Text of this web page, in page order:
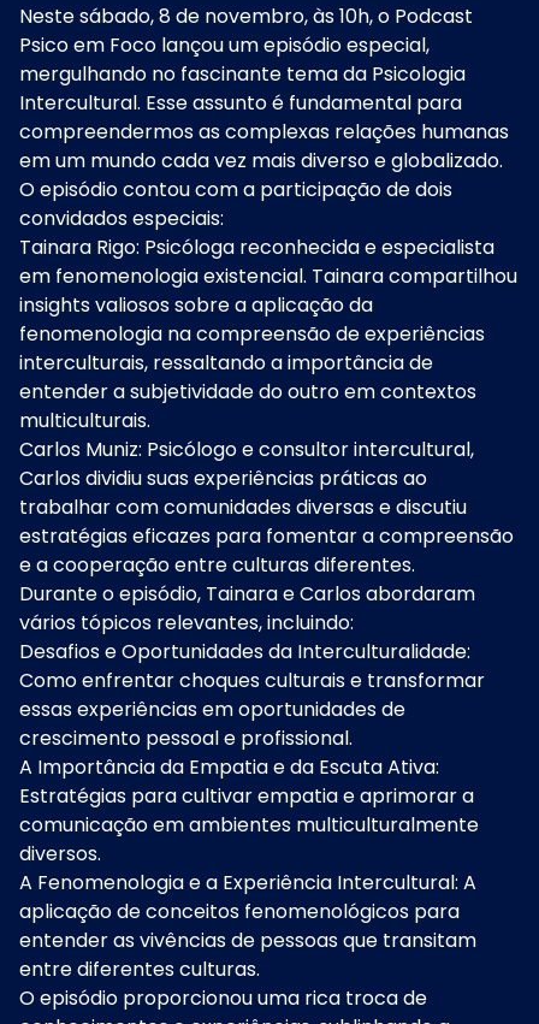
Neste sábado, 8 de novembro, às 10h, o Podcast
Psico em Foco lançou um episódio especial,
mergulhando no fascinante tema da Psicologia
Intercultural. Esse assunto é fundamental para
compreendermos as complexas relações humanas
em um mundo cada vez mais diverso e globalizado.
O episódio contou com a participação de dois
convidados especiais:
Tainara Rigo: Psicóloga reconhecida e especialista
em fenomenologia existencial. Tainara compartilhou
insights valiosos sobre a aplicação da
fenomenologia na compreensão de experiências
interculturais, ressaltando a importância de
entender a subjetividade do outro em contextos
multiculturais.
Carlos Muniz: Psicólogo e consultor intercultural,
Carlos dividiu suas experiências práticas ao
trabalhar com comunidades diversas e discutiu
estratégias eficazes para fomentar a compreensão
e a cooperação entre culturas diferentes.
Durante o episódio, Tainara e Carlos abordaram
vários tópicos relevantes, incluindo:
Desafios e Oportunidades da Interculturalidade:
Como enfrentar choques culturais e transformar
essas experiências em oportunidades de
crescimento pessoal e profissional.
A Importância da Empatia e da Escuta Ativa:
Estratégias para cultivar empatia e aprimorar a
comunicação em ambientes multiculturalmente
diversos.
A Fenomenologia e a Experiência Intercultural: A
aplicação de conceitos fenomenológicos para
entender as vivências de pessoas que transitam
entre diferentes culturas.
O episódio proporcionou uma rica troca de